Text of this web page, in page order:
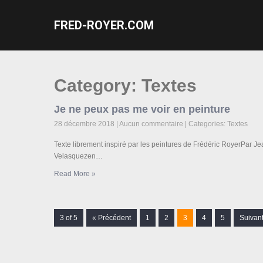
FRED-ROYER.COM
Category: Textes
Je ne peux pas me voir en peinture
28 décembre 2018 Aucun commentaire | Categories: Textes
Texte librement inspiré par les peintures de Frédéric RoyerPar
Velasquezen…
Read More »
3 of 5 « Précédent 1 2 3 4 5